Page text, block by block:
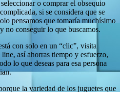
o comprar el obsequio
si se considera que se
pensamos que tomaría muchísimo
no conseguir lo que buscamos.
con solo en un “clic”, visita
así ahorras tiempo y esfuerzo,
lo que deseas para esa persona
la variedad de los juguetes que